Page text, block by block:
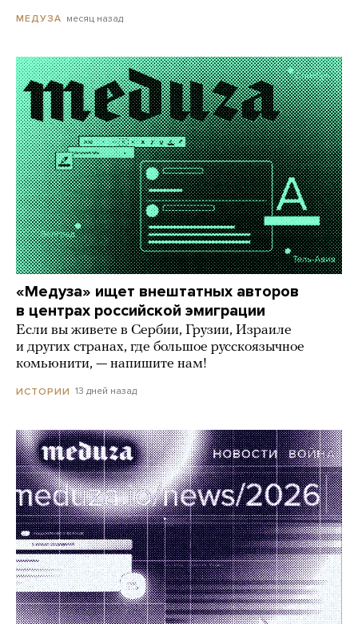
МЕДУЗА месяц назад
«Медуза» ищет внештатных авторов
в центрах российской эмиграции
Если вы живете в Сербии, Грузии, Израиле
и других странах, где большое русскоязычное
комьюнити, — напишите нам!
ИСТОРИИ 13 дней назад